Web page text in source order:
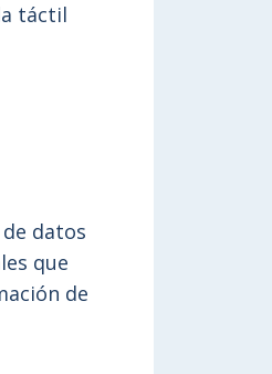
táctil
datos
que
de